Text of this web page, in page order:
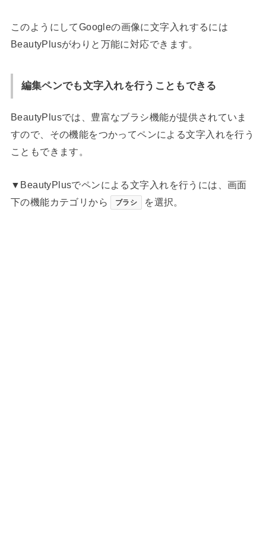
このようにしてGoogleの画像に文字入れするには
BeautyPlusがわりと万能に対応できます。
編集ペンでも文字入れを行うこともできる
BeautyPlusでは、豊富なブラシ機能が提供されていま
すので、その機能をつかってペンによる文字入れを行う
こともできます。
▼BeautyPlusでペンによる文字入れを行うには、画面
下の機能カテゴリから
ブラシ を選択。